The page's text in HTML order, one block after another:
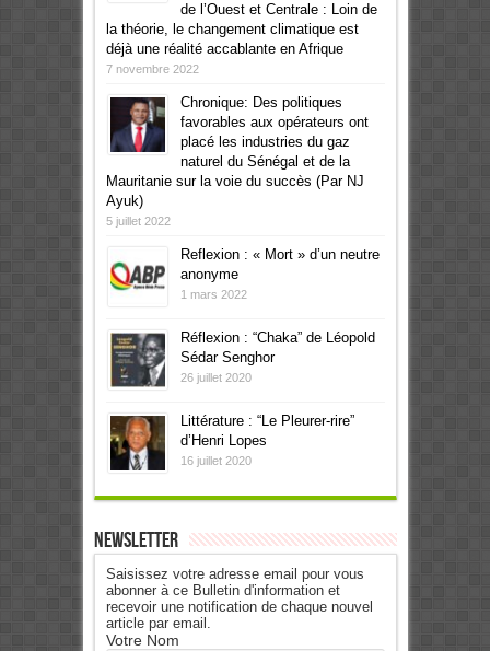
de l’Ouest et Centrale : Loin de
la théorie, le changement climatique est
déjà une réalité accablante en Afrique
7 novembre 2022
Chronique: Des politiques
favorables aux opérateurs ont
placé les industries du gaz
naturel du Sénégal et de la
Mauritanie sur la voie du succès (Par NJ
Ayuk)
5 juillet 2022
Reflexion : « Mort » d’un neutre
anonyme
1 mars 2022
Réflexion : “Chaka” de Léopold
Sédar Senghor
26 juillet 2020
Littérature : “Le Pleurer-rire”
d’Henri Lopes
16 juillet 2020
Newsletter
Saisissez votre adresse email pour vous
abonner à ce Bulletin d'information et
recevoir une notification de chaque nouvel
article par email.
Votre Nom